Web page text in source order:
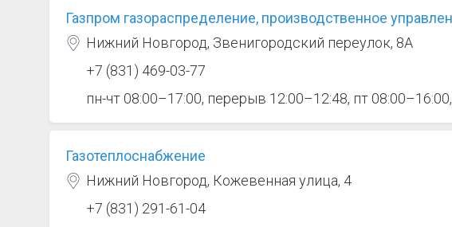
Газпром газораспределение, производственное
Нижний Новгород, Звенигородский переулок, 8А
+7 (831) 469-03-77
пн-чт 08:00–17:00, перерыв 12:00–12:48, пт
Газотеплоснабжение
Нижний Новгород, Кожевенная улица, 4
+7 (831) 291-61-04